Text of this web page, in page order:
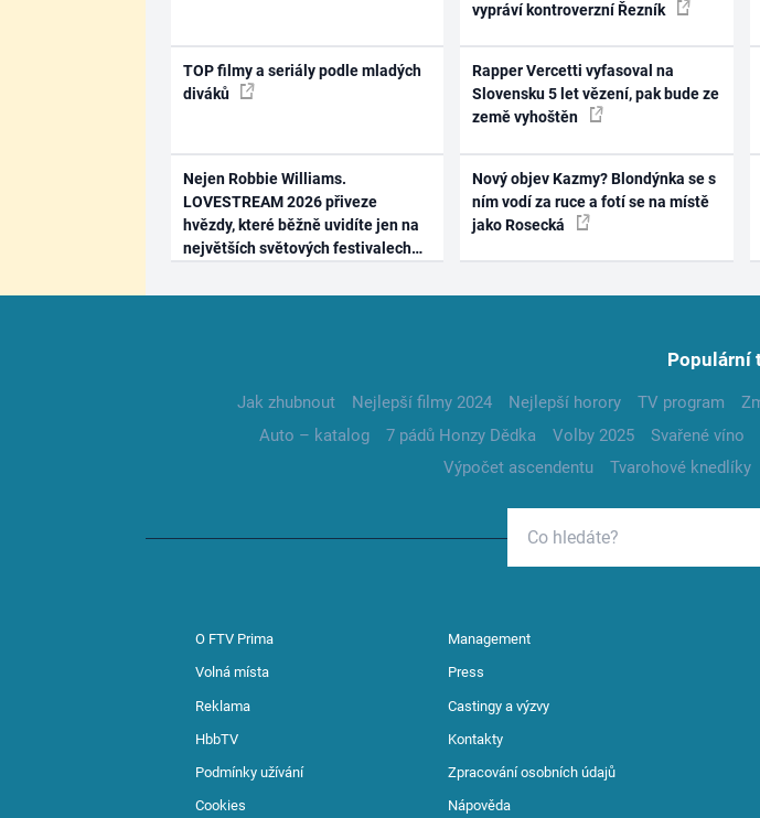
TOP filmy a seriály podle mladých
diváků
Nejen Robbie Williams.
LOVESTREAM 2026 přiveze
hvězdy, které běžně uvidíte jen na
největších světových festivalech
vypráví kontroverzní Řezník
Rapper Vercetti vyfasoval na
Slovensku 5 let vězení, pak bude ze
země vyhoštěn
Nový objev Kazmy? Blondýnka se s
ním vodí za ruce a fotí se na místě
jako Rosecká
Populární
Jak zhubnout Nejlepší filmy 2024 Nejlepší horory TV program
Auto – katalog
7 pádů Honzy Dědka Volby 2025 Svařené víno
Výpočet ascendentu
Tvarohové knedlíky
O FTV Prima Management
Volná místa Press
Reklama Castingy a výzvy
HbbTV Kontakty
Podmínky užívání Zpracování osobních údajů
Cookies Nápověda